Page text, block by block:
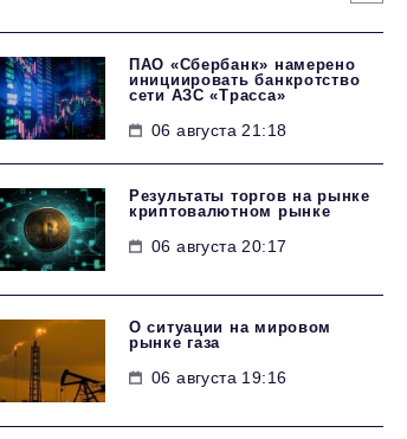
ПАО «Сбербанк» намерено
инициировать банкротство
сети АЗС «Трасса»
06 августа 21:18
Результаты торгов на рынке
криптовалютном рынке
06 августа 20:17
О ситуации на мировом
рынке газа
06 августа 19:16